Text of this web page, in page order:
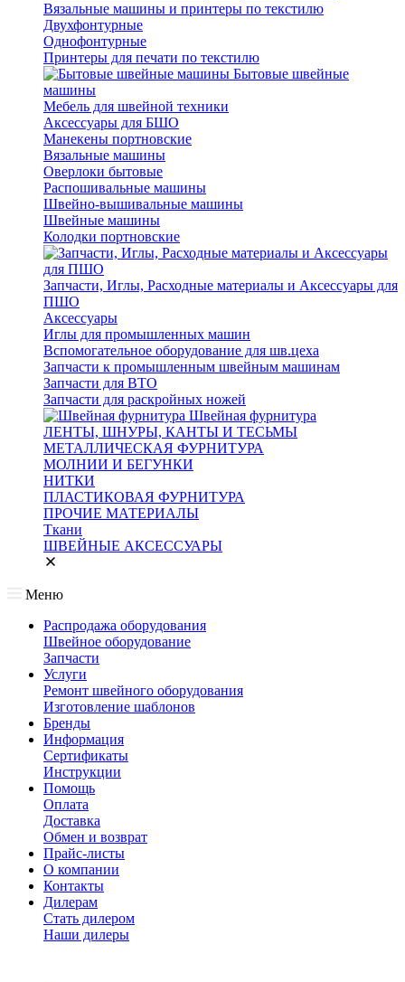
Вязальные машины и принтеры по текстилю
Двухфонтурные
Однофонтурные
Принтеры для печати по текстилю
Бытовые швейные
машины
Мебель для швейной техники
Аксессуары для БШО
Манекены портновские
Вязальные машины
Оверлоки бытовые
Распошивальные машины
Швейно-вышивальные машины
Швейные машины
Колодки портновские
Запчасти, Иглы, Расходные материалы и Аксессуары для
ПШО
Аксессуары
Иглы для промышленных машин
Вспомогательное оборудование для шв.цеха
Запчасти к промышленным швейным машинам
Запчасти для ВТО
Запчасти для раскройных ножей
Швейная фурнитура
ЛЕНТЫ, ШНУРЫ, КАНТЫ И ТЕСЬМЫ
МЕТАЛЛИЧЕСКАЯ ФУРНИТУРА
МОЛНИИ И БЕГУНКИ
НИТКИ
ПЛАСТИКОВАЯ ФУРНИТУРА
ПРОЧИЕ МАТЕРИАЛЫ
Ткани
ШВЕЙНЫЕ АКСЕССУАРЫ
Меню
Распродажа оборудования
Швейное оборудование
Запчасти
Услуги
Ремонт швейного оборудования
Изготовление шаблонов
Бренды
Информация
Сертификаты
Инструкции
Помощь
Оплата
Доставка
Обмен и возврат
Прайс-листы
О компании
Контакты
Дилерам
Стать дилером
Наши дилеры